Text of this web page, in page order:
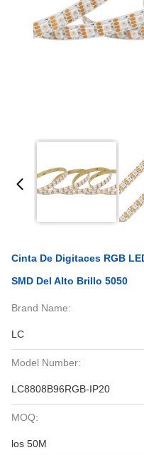
Cinta De Digitaces RGB
SMD Del Alto Brillo 5050
Brand Name:
LC
Model Number:
LC8808B96RGB-IP20
MOQ:
los 50M